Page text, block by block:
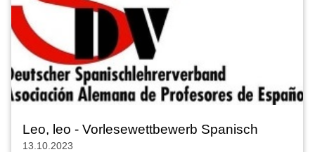
Leo, leo - Vorlesewettbewerb Spanisch
13.10.2023